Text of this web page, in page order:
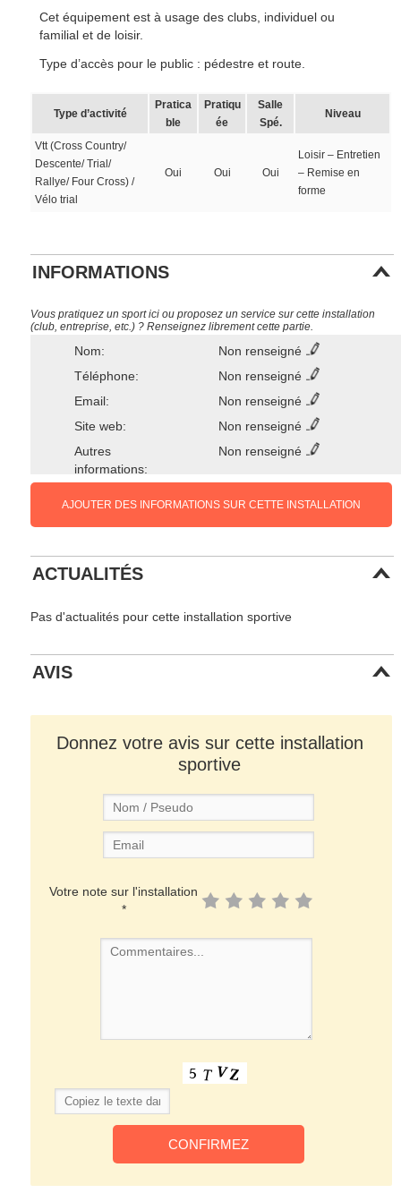
Cet équipement est à usage des clubs, individuel ou
familial et de loisir.
Type d’accès pour le public : pédestre et route.
Type d’activité
Pratica
ble
Pratiqu
ée
Salle
Spé.
Niveau
Vtt (Cross Country/
Descente/ Trial/
Rallye/ Four Cross) /
Vélo trial
Oui Oui Oui
Loisir – Entretien
– Remise en
forme
INFORMATIONS
Vous pratiquez un sport ici ou proposez un service sur cette installation
(club, entreprise, etc.) ? Renseignez librement cette partie.
Nom:
Non renseigné
Téléphone:
Non renseigné
Email:
Non renseigné
Site web:
Non renseigné
Autres
informations:
Non renseigné
AJOUTER DES INFORMATIONS SUR CETTE INSTALLATION
ACTUALITÉS
Pas d'actualités pour cette installation sportive
AVIS
Donnez votre avis sur cette installation
sportive
Votre note sur l'installation
*